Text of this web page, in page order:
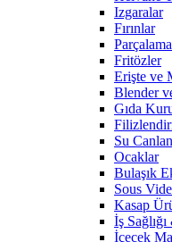
Izgaralar
Fırınlar
Fritözler
Erişte ve
Blender
Gıda
Su
Ocaklar
Bulaşık
Sous
Kasap
İş
İçecek